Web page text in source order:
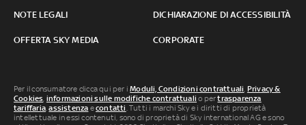
NOTE LEGALI DICHIARAZIONE DI ACCESSIBILITÀ
OFFERTA SKY MEDIA CORPORATE
Per il consumatore clicca qui per iModuli, Condizioni contrattuali Privacy &
Cookies informazioni sulle modifiche contrattuali o pertrasparenza
tariffaria ,assistenza econtatti . Tutti i marchi Sky e i diritti di proprietà
intellettuale in essi contenuti, sono di proprietà di Sky international AG e sono